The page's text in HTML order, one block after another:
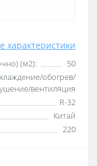
характеристики
(м2):
50
обогрев/
вентиляция
R-32
Китай
220